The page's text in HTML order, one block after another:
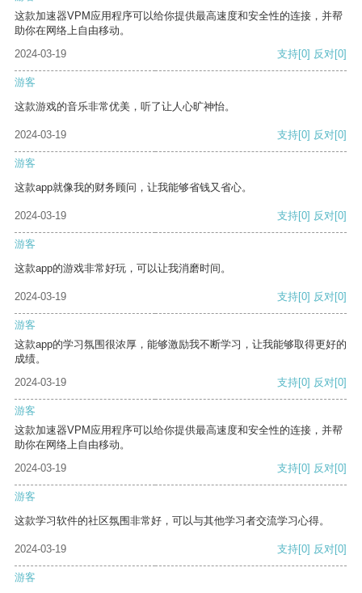
这款加速器VPM应用程序可以给你提供最高速度和安全性的连接，并帮
助你在网络上自由移动。
2024-03-19
支持[0] 反对[0]
游客
这款游戏的音乐非常优美，听了让人心旷神怡。
2024-03-19 支持[0] 反对[0]
游客
这款app就像我的财务顾问，让我能够省钱又省心。
2024-03-19 支持[0] 反对[0]
游客
这款app的游戏非常好玩，可以让我消磨时间。
2024-03-19 支持[0] 反对[0]
游客
这款app的学习氛围很浓厚，能够激励我不断学习，让我能够取得更好的
成绩。
2024-03-19
支持[0] 反对[0]
游客
这款加速器VPM应用程序可以给你提供最高速度和安全性的连接，并帮
助你在网络上自由移动。
2024-03-19
支持[0] 反对[0]
游客
这款学习软件的社区氛围非常好，可以与其他学习者交流学习心得。
2024-03-19 支持[0] 反对[0]
游客